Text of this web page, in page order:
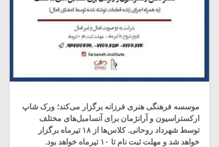
موسسه فرهنگی هنری فرزانه برگزار می‌کند؛ ورک شاپ
ارکستراسیون و آرانژمان برای آنسامبل‌های مختلف
توسط شهرداد روحانی. کلاس‌ها از ۱۸ تیرماه برگزار
خواهد شد و مهلت ثبت نام تا ۱۰ تیرماه خواهد بود.